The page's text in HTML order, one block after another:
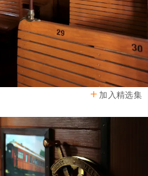
加入精选集